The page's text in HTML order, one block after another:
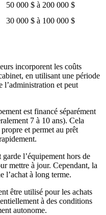
50 000 $ à 200 000 $
30 000 $ à 100 000 $
incorporent les coûts
en utilisant une période
l’administration et peut
est financé séparément
7 à 10 ans). Cela
et permet au prêt
l’équipement hors de
mettre à jour. Cependant, la
l’achat à long terme.
être utilisé pour les achats
à des conditions
autonome.